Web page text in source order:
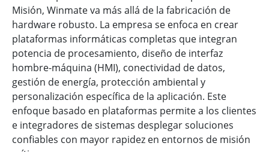
Misión, Winmate va más allá de la fabricación de
hardware robusto. La empresa se enfoca en crear
plataformas informáticas completas que integran
potencia de procesamiento, diseño de interfaz
hombre-máquina (HMI), conectividad de datos,
gestión de energía, protección ambiental y
personalización específica de la aplicación. Este
enfoque basado en plataformas permite a los clientes
e integradores de sistemas desplegar soluciones
confiables con mayor rapidez en entornos de misión